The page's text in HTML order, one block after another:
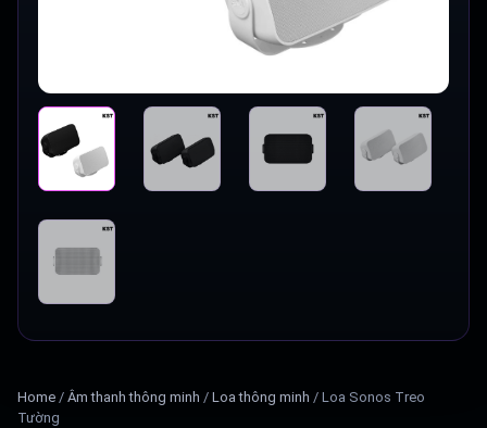
Home / Âm thanh thông minh / Loa thông minh / Loa Sonos Treo
Tường